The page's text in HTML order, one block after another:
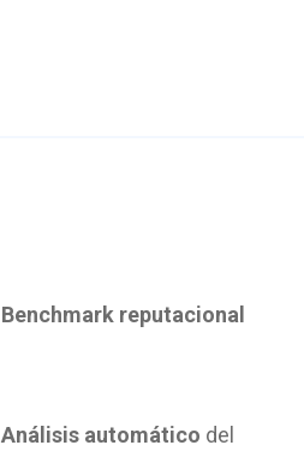
Benchmark reputacional
Análisis automático del